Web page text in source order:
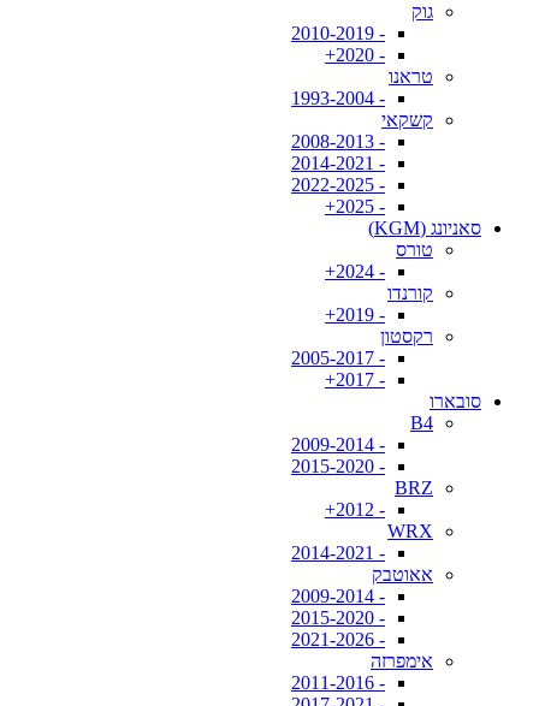
גוק
- 2010-2019
- 2020+
טראנו
- 1993-2004
קשקאי
- 2008-2013
- 2014-2021
- 2022-2025
- 2025+
סאניונג (KGM)
טורס
- 2024+
קורנדו
- 2019+
רקסטון
- 2005-2017
- 2017+
סובארו
B4
- 2009-2014
- 2015-2020
BRZ
- 2012+
WRX
- 2014-2021
אאוטבק
- 2009-2014
- 2015-2020
- 2021-2026
אימפרזה
- 2011-2016